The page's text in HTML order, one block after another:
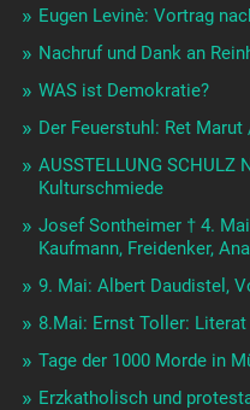
Eugen Levinè: Vortrag
Nachruf und Dank an
WAS ist Demokratie?
Der Feuerstuhl: Ret
AUSSTELLUNG SCHULZ
Kulturschmiede
Josef Sontheimer † 4.
Kaufmann, Freidenker,
9. Mai: Albert Daudistel,
8.Mai: Ernst Toller:
Tage der 1000 Morde in
Erzkatholisch und